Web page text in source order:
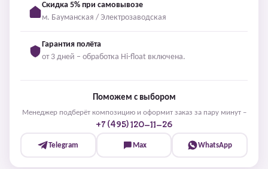
Скидка 5% при самовывозе
м. Бауманская / Электрозаводская
Гарантия полёта
от 3 дней – обработка Hi-float включена.
Поможем с выбором
Менеджер подберёт композицию и оформит заказ за пару минут –
+7 (495) 120-11-26
Telegram Max WhatsApp